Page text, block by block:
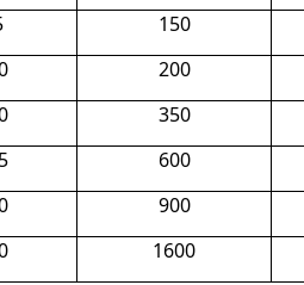
150
200
350
600
900
1600